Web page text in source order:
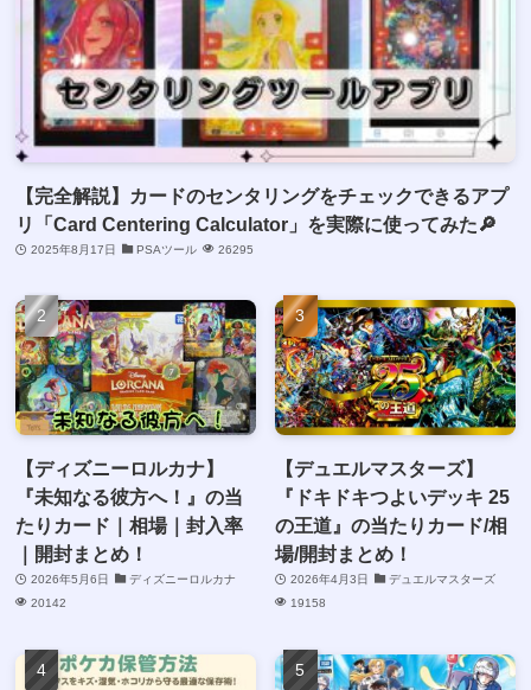
【完全解説】カードのセンタリングをチェックできるアプ
リ「Card Centering Calculator」を実際に使ってみた🔎
2025年8月17日 PSAツール 26295
【ディズニーロルカナ】
『未知なる彼方へ！』の当
たりカード｜相場｜封入率
｜開封まとめ！
2026年5月6日
ディズニーロルカナ
20142
【デュエルマスターズ】
『ドキドキつよいデッキ 25
の王道』の当たりカード/相
場/開封まとめ！
2026年4月3日
デュエルマスターズ
19158